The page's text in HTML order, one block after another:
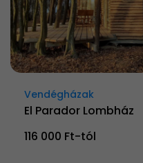
Vendégházak
El Parador Lombház
116 000 Ft-tól